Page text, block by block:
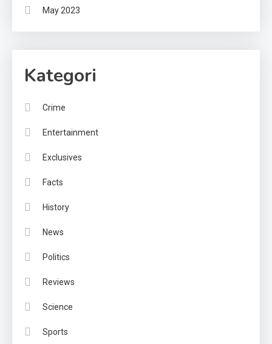
May 2023
Kategori
Crime
Entertainment
Exclusives
Facts
History
News
Politics
Reviews
Science
Sports